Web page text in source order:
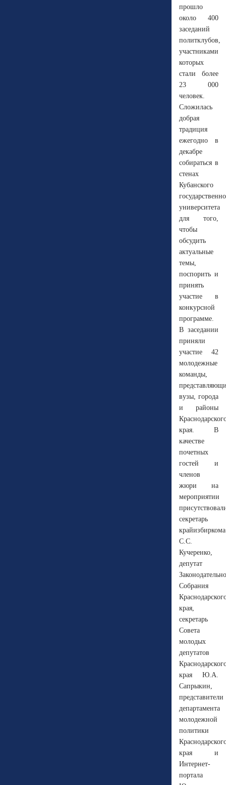
прошло
около 400
заседаний
политклубов,
участниками
которых
стали более
23 000
человек.
Сложилась
добрая
традиция
ежегодно в
декабре
собираться в
стенах
Кубанского
университета
для того,
чтобы
обсудить
актуальные
темы,
поспорить и
принять
участие в
конкурсной
программе.
В заседании
приняли
участие 42
молодежные
команды,
вузы, города
и районы
края. В
качестве
почетных
гостей и
членов
жюри на
мероприятии
секретарь
крайизбиркома
С.С.
Кучеренко,
депутат
Собрания
края,
секретарь
Совета
молодых
депутатов
края Ю.А.
Сапрыкин,
представители
департамента
молодежной
политики
края и
Интернет-
портала